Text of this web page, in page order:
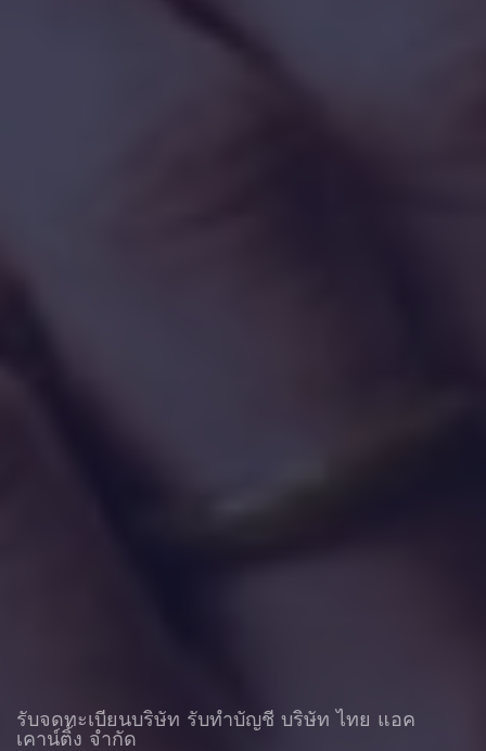
รับจดทะเบียนบริษัท รับทําบัญชี บริษัท ไทย แอค
เคาน์ติ้ง จำกัด